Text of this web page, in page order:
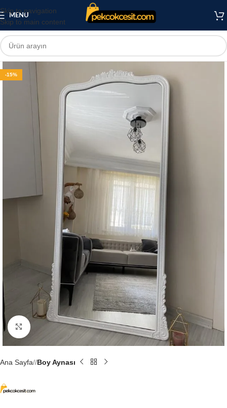
Skip to navigation
Skip to main content
MENU
-15%
Büyütmek için tıklayın
Ana Sayfa/ Boy Aynası